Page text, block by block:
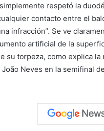
respetó la
contacto entre el
infracción”. Se ve
artificial de la
su torpeza, como explica
Neves en la semifinal